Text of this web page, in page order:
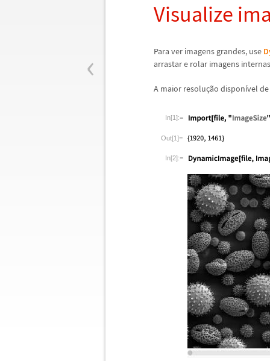
‹
Visualize
Para ver imagens grandes, use
arrastar e rolar imagens
A maior resolução disponível
In[1]:=
Out[1]=
In[2]:=